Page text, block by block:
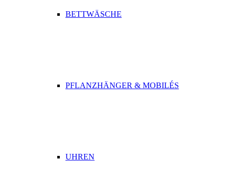
BETTWÄSCHE
PFLANZHÄNGER & MOBILÉS
UHREN